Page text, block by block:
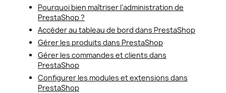
Pourquoi bien maîtriser l’administration de
PrestaShop ?
Accéder au tableau de bord dans PrestaShop
Gérer les produits dans PrestaShop
Gérer les commandes et clients dans
PrestaShop
Configurer les modules et extensions dans
PrestaShop